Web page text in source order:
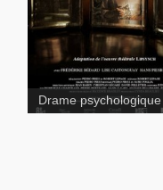
Lipsynch
Drame psychologique